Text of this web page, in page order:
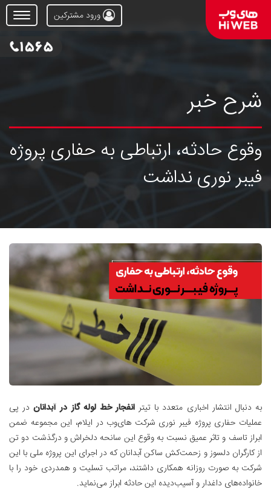
Open
Menu
ورود مشترکین
شرح خبر
وقوع حادثه، ارتباطی به حفاری پروژه
فیبر نوری نداشت
به دنبال انتشار اخباری متعدد با تیتر انفجار خط لوله گاز در آبداناندر پی
عملیات حفاری پروژه فیبر نوری شرکت های‌وب در ایلام، این مجموعه ضمن
ابراز تاسف و تاثر عمیق نسبت به وقوع این سانحه دلخراش و درگذشت دو تن
از کارگران دلسوز و زحمت‌کش ساکن آبدانان که در اجرای این پروژه ملی با این
شرکت به صورت روزانه همکاری داشتند، مراتب تسلیت و همدردی خود را با
خانواده‌های داغدار و آسیب‌دیده این حادثه ابراز می‌نماید.